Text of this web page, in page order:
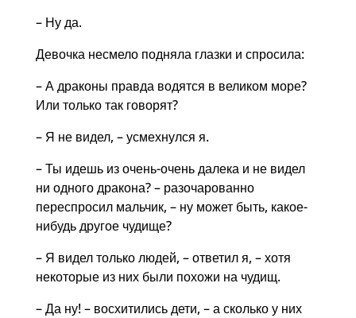
– Ну да.
Девочка несмело подняла глазки и спросила:
– А драконы правда водятся в великом море?
Или только так говорят?
– Я не видел, – усмехнулся я.
– Ты идешь из очень-очень далека и не видел
ни одного дракона? – разочарованно
переспросил мальчик, – ну может быть, какое-
нибудь другое чудище?
– Я видел только людей, – ответил я, – хотя
некоторые из них были похожи на чудищ.
– Да ну! – восхитились дети, – а сколько у них